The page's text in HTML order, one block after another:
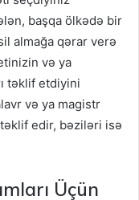
başqa ölkədə bir
almağa qərar verə
və ya
təklif etdiyini
və ya magistr
edir, bəziləri isə
Üçün